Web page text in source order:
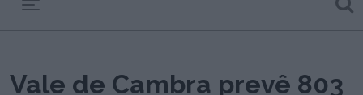
Vale de Cambra prevê 803